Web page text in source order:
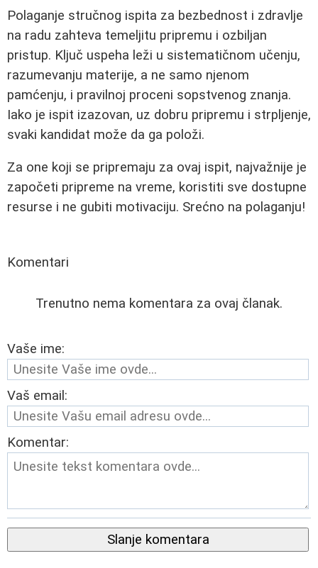
Polaganje stručnog ispita za bezbednost i zdravlje
na radu zahteva temeljitu pripremu i ozbiljan
pristup. Ključ uspeha leži u sistematičnom učenju,
razumevanju materije, a ne samo njenom
pamćenju, i pravilnoj proceni sopstvenog znanja.
Iako je ispit izazovan, uz dobru pripremu i strpljenje,
svaki kandidat može da ga položi.
Za one koji se pripremaju za ovaj ispit, najvažnije je
započeti pripreme na vreme, koristiti sve dostupne
resurse i ne gubiti motivaciju. Srećno na polaganju!
Komentari
Trenutno nema komentara za ovaj članak.
Vaše ime:
Vaš email:
Komentar:
Slanje komentara